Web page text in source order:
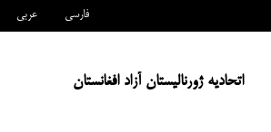
عربی فارسی
اتحادیه ژورنالیستان آزاد افغانستان